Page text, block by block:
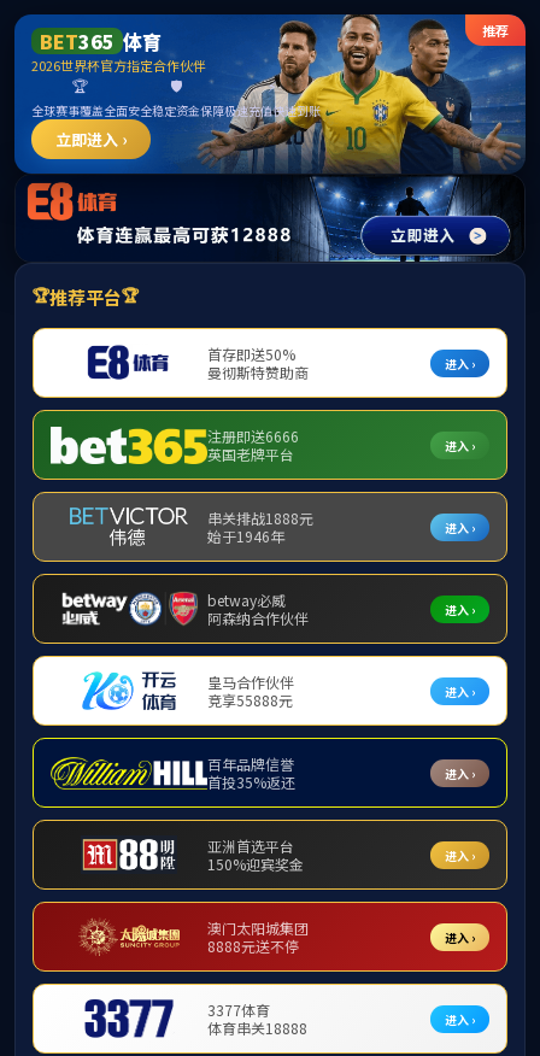
设为首页 ｜ 加入收藏
首页 学院
学生工作
学生活动
学生事务
就业信息
毕业去向